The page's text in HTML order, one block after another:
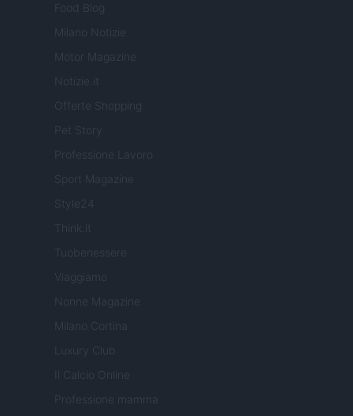
Food Blog
Milano Notizie
Motor Magazine
Notizie.it
Offerte Shopping
Professione Lavoro
Sport Magazine
Style24
Think.it
Tuobenessere
Viaggiamo
Nonne Magazine
Milano Cortina
Luxury Club
Il Calcio Online
Professione mamma